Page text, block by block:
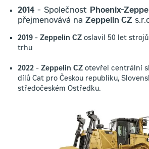
2014 - Společnost Phoenix-
přejmenovává na Zeppelin CZ
2019 - Zeppelin CZ oslavil 50 let
trhu
2022 - Zeppelin CZ otevřel centrální
dílů Cat pro Českou republiku,
středočeském Ostředku.